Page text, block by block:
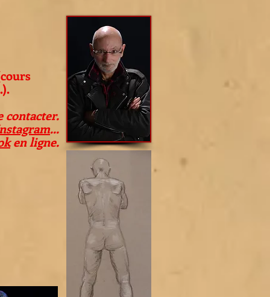
contacter.
...
en ligne.